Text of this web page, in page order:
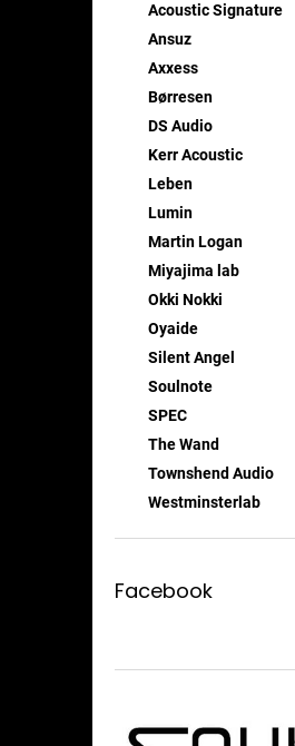
Acoustic Signature
Ansuz
Axxess
Børresen
DS Audio
Kerr Acoustic
Leben
Lumin
Martin Logan
Miyajima lab
Okki Nokki
Oyaide
Silent Angel
Soulnote
SPEC
The Wand
Townshend Audio
Westminsterlab
Facebook